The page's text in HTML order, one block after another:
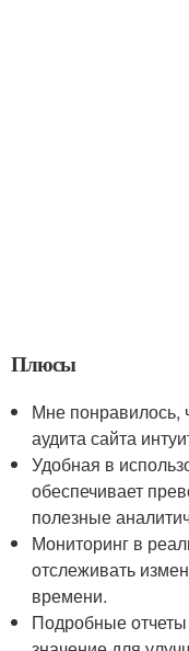
Плюсы
Мне понравилось,
аудита сайта
Удобная в
обеспечивает
полезные
Мониторинг в
отслеживать
времени.
Подробные